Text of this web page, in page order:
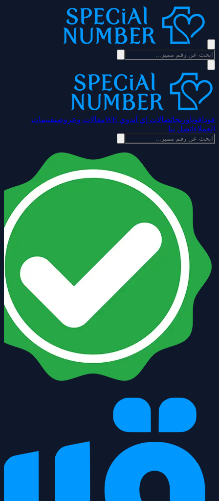
فودافوناورنجاتصالات إي آندوي WE مقالات وعروضتقييمات
العملاء اتصل بنا